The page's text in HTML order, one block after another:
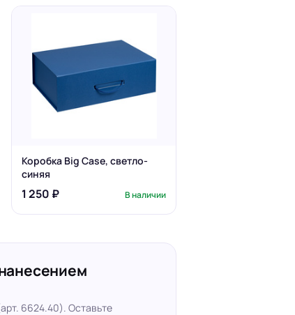
Коробка Big Case, светло-
синяя
1 250 ₽ В наличии
6624.40). Оставьте